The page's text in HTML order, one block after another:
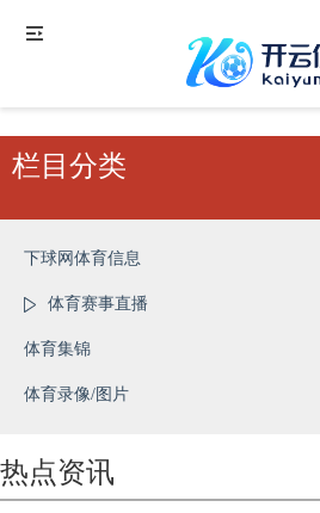
栏目分类
下球网体育信息
体育赛事直播
体育集锦
体育录像/图片
热点资讯